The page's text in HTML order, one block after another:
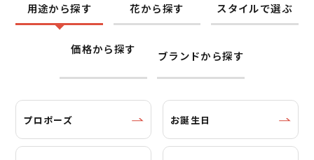
用途から探す 花から探す スタイルで選ぶ
価格から探す ブランドから探す
プロポーズ お誕生日